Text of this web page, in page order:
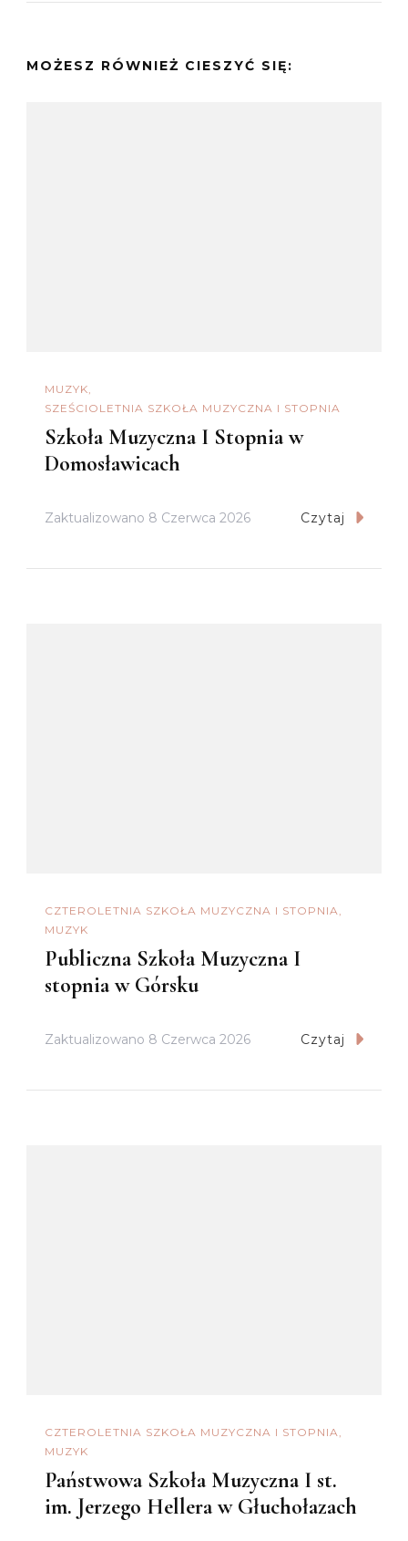
MOŻESZ RÓWNIEŻ CIESZYĆ SIĘ:
MUZYK
SZEŚCIOLETNIA SZKOŁA MUZYCZNA I STOPNIA
Szkoła Muzyczna I Stopnia w
Domosławicach
Zaktualizowano 8 Czerwca 2026 Czytaj
CZTEROLETNIA SZKOŁA MUZYCZNA I STOPNIA
MUZYK
Publiczna Szkoła Muzyczna I
stopnia w Górsku
Zaktualizowano 8 Czerwca 2026 Czytaj
CZTEROLETNIA SZKOŁA MUZYCZNA I STOPNIA
MUZYK
Państwowa Szkoła Muzyczna I st.
im. Jerzego Hellera w Głuchołazach